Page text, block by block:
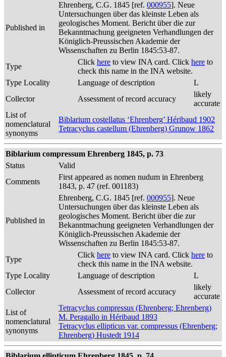
Published in
Ehrenberg, C.G. 1845 [ref. 000955]. Neue
Untersuchungen über das kleinste Leben als
geologisches Moment. Bericht über die zur
Bekanntmachung geeigneten Verhandlungen der
Königlich-Preussischen Akademie der
Wissenschaften zu Berlin 1845:53-87.
Type
Click here to view INA card. Click here to
check this name in the INA website.
Type Locality
Language of description
L
Collector
Assessment of record accuracy
likely
accurate
List of
nomenclatural
synonyms
Biblarium costellatus ‘Ehrenberg’ Héribaud 1902
Tetracyclus castellum (Ehrenberg) Grunow 1862
Biblarium compressum Ehrenberg 1845, p. 73
Status
Valid
Comments
First appeared as nomen nudum in Ehrenberg
1843, p. 47 (ref. 001183)
Published in
Ehrenberg, C.G. 1845 [ref. 000955]. Neue
Untersuchungen über das kleinste Leben als
geologisches Moment. Bericht über die zur
Bekanntmachung geeigneten Verhandlungen der
Königlich-Preussischen Akademie der
Wissenschaften zu Berlin 1845:53-87.
Type
Click here to view INA card. Click here to
check this name in the INA website.
Type Locality
Language of description
L
Collector
Assessment of record accuracy
likely
accurate
List of
nomenclatural
synonyms
Tetracyclus compressus (Ehrenberg; Ehrenberg)
M. Peragallo in Héribaud 1893
Tetracyclus ellipticus var. compressus (Ehrenberg;
Ehrenberg) Hustedt 1914